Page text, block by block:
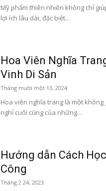
Mỹ phẩm thiên nhiên không chỉ
lợi ích lâu dài, đặc biệt...
Hoa Viên Nghĩa
Vinh Di Sản
Tháng mười một 13, 2024
Hoa viên nghĩa trang là một
nghỉ cuối cùng của những...
Hướng dẫn Cách
Công
Tháng 2 24, 2023